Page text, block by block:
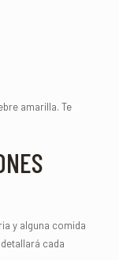
amarilla. Te
y alguna comida
cada